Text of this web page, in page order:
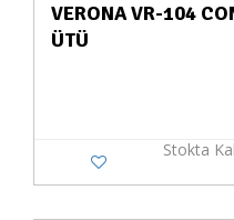
VERONA VR-104
ÜTÜ
Stokta